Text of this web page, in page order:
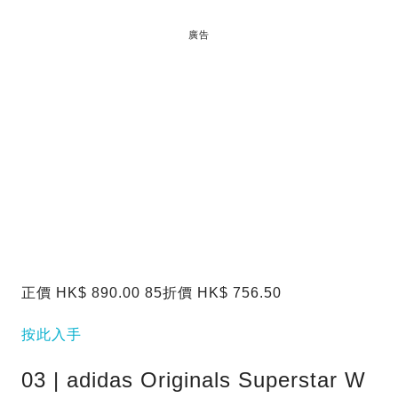
廣告
正價 HK$ 890.00 85折價 HK$ 756.50
按此入手
03 | adidas Originals Superstar W